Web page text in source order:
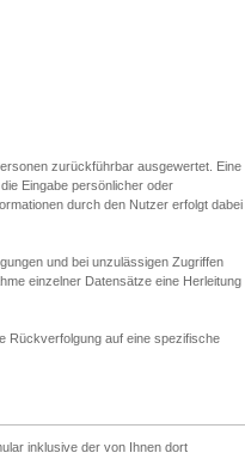
zurückführbar ausgewertet. Eine
Eingabe persönlicher oder
durch den Nutzer erfolgt dabei
und bei unzulässigen Zugriffen
einzelner Datensätze eine Herleitung
Rückverfolgung auf eine spezifische
inklusive der von Ihnen dort